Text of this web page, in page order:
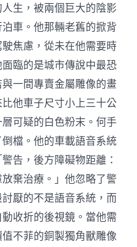
生，被兩個巨大的陰影
車。他那輛老舊的掀背
焦慮，從未在他需要時
臨的是城市傳說中最恐
一間專賣金屬雕像的畫
他車子尺寸小上三十公
可疑的白色粉末。何手
檔。他的車載語音系統
告，後方障礙物距離：
棄治療。」他忽略了警
厭的不是語音系統，而
收折的後視鏡。當他需
不菲的銅製獨角獸雕像